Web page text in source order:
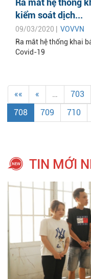
Ra mắt hệ thống
kiểm soát dịch...
09/03/2020 | VOVVN
Ra mắt hệ thống khai
Covid-19
«« « … 703
708
709 710
TIN MỚI